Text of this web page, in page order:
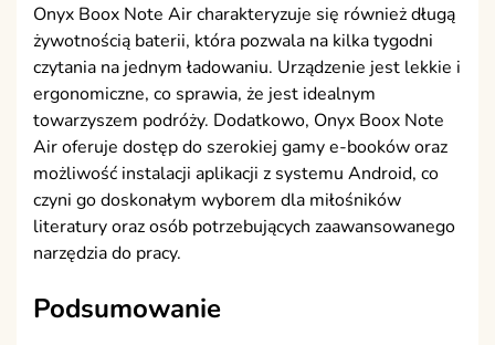
Onyx Boox Note Air charakteryzuje się również długą
żywotnością baterii, która pozwala na kilka tygodni
czytania na jednym ładowaniu. Urządzenie jest lekkie i
ergonomiczne, co sprawia, że jest idealnym
towarzyszem podróży. Dodatkowo, Onyx Boox Note
Air oferuje dostęp do szerokiej gamy e-booków oraz
możliwość instalacji aplikacji z systemu Android, co
czyni go doskonałym wyborem dla miłośników
literatury oraz osób potrzebujących zaawansowanego
narzędzia do pracy.
Podsumowanie